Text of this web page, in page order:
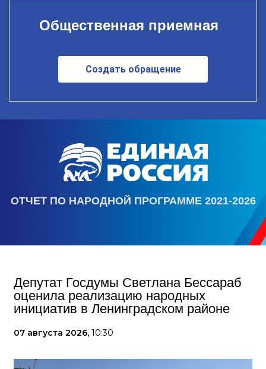
Общественная приемная
Создать обращение
ОТЧЕТ ПО НАРОДНОЙ ПРОГРАММЕ 2021-2026
Депутат Госдумы Светлана Бессараб
оценила реализацию народных
инициатив в Ленинградском районе
07 августа 2026, 10:30